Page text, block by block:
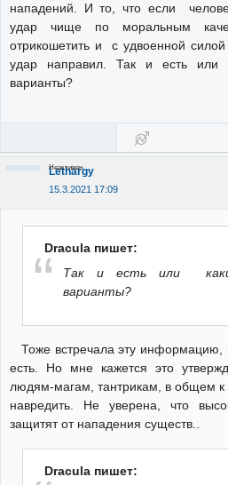
нападений. И то, что если
удар чище по моральным
отрикошетить и с удвоенной силой
удар направил. Так и есть
варианты?
Lethargy
15.3.2021 17:09
Неактивен
Dracula пишет:
Так и есть или
варианты?
Тоже встречала эту информацию,
есть. Но мне кажется это
людям-магам, тантрикам, в общем
навредить. Не уверена, что
защитят от нападения существ..
Dracula пишет: